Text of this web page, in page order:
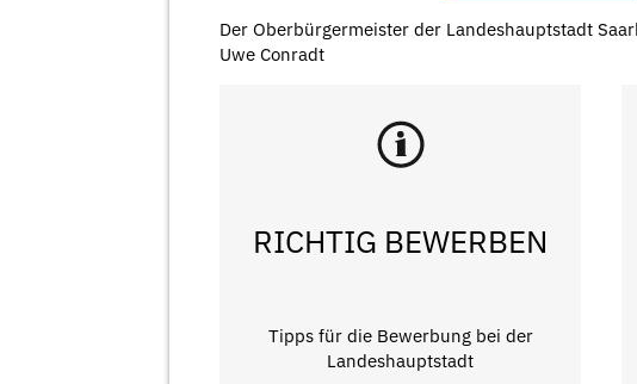
Der Oberbürgermeister der Landeshauptstadt
Uwe Conradt
RICHTIG BEWERBEN
Tipps für die Bewerbung bei der
Landeshauptstadt